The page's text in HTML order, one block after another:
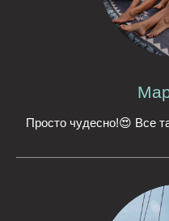
Просто чудесно!😍 Все